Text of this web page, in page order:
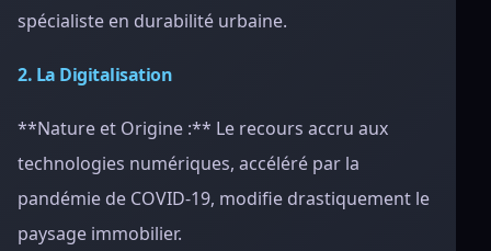
spécialiste en durabilité urbaine.
2. La Digitalisation
**Nature et Origine :** Le recours accru aux
technologies numériques, accéléré par la
pandémie de COVID-19, modifie drastiquement le
paysage immobilier.